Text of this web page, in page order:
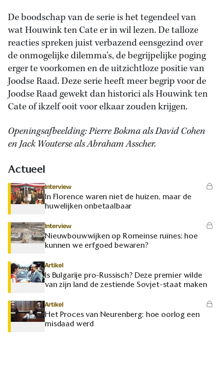
De boodschap van de serie is het tegendeel van
wat Houwink ten Cate er in wil lezen. De talloze
reacties spreken juist verbazend eensgezind over
de onmogelijke dilemma’s, de begrijpelijke poging
erger te voorkomen en de uitzichtloze positie van
Joodse Raad. Deze serie heeft meer begrip voor de
Joodse Raad gewekt dan historici als Houwink ten
Cate of ikzelf ooit voor elkaar zouden krijgen.
Openingsafbeelding: Pierre Bokma als David Cohen
en Jack Wouterse als Abraham Asscher.
Actueel
Interview
In Florence waren niet de huizen, maar de
huwelijken onbetaalbaar
Interview
Nieuwbouwwijken op Romeinse ruïnes: hoe
kunnen we erfgoed bewaren?
Artikel
Is Bulgarije pro-Russisch? Deze premier wilde
van zijn land de zestiende Sovjet-staat maken
Artikel
Het Proces van Neurenberg: hoe oorlog een
misdaad werd